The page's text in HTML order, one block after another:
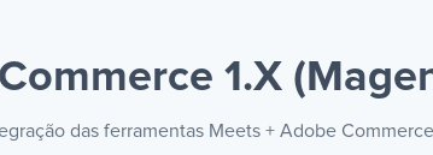
1.X
das ferramentas Meets + Adobe